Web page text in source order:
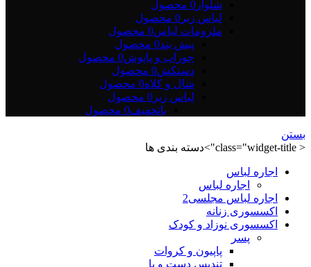
شلوار 0 محصول
لباس زیر 0 محصول
ملزومات لباس0 محصول
پیش بند0 محصول
جوراب و پاپوش0 محصول
دستکش0 محصول
شال و کلاه0 محصول
لباس زیر 0 محصول
باتخفیف0 محصول
بستن
< class="widget-title">دسته بندی ها
اجاره لباس
اجاره لباس
اجاره لباس مجلسی2
اکسسوری زنانه
اکسسوری نوزاد و کودک
پسر
پاپیون و کروات
تندیس دست و پا